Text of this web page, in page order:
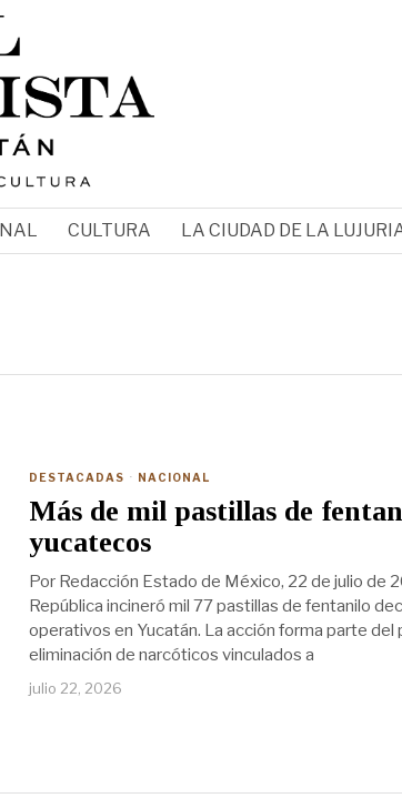
CULTURA LA CIUDAD DE LA
DESTACADAS · NACIONAL
Más de mil pastillas de
yucatecos
Por Redacción Estado de México, 22 de julio de
República incineró mil 77 pastillas de fentanilo
operativos en Yucatán. La acción forma parte
eliminación de narcóticos vinculados a
julio 22, 2026